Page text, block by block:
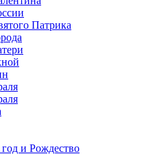
Патрика
и Рождество